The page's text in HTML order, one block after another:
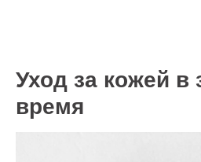
Уход за кожей в
время